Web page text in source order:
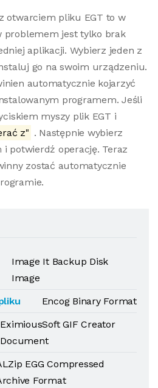
otwarciem pliku EGT to w
problemem jest tylko brak
aplikacji. Wybierz jeden z
go na swoim urządzeniu.
automatycznie kojarzyć
programem. Jeśli
myszy plik EGT i
z" . Następnie wybierz
potwierdź operację. Teraz
zostać automatycznie
Image It Backup Disk
Image
Encog Binary Format
EximiousSoft GIF Creator
Document
EGG Compressed
Format